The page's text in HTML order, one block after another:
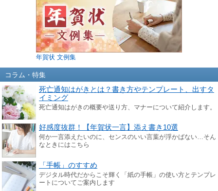
年賀状 文例集
コラム・特集
死亡通知はがきとは？書き方やテンプレート、出すタ
イミング
死亡通知はがきの概要や送り方、マナーについて紹介します。
好感度抜群！【年賀状一言】添え書き10選
何か一言添えたいのに、センスのいい言葉が浮かばない…そん
なときにはこちら
「手帳」のすすめ
デジタル時代だからこそ輝く「紙の手帳」の使い方とテンプレ
ートについてご案内します